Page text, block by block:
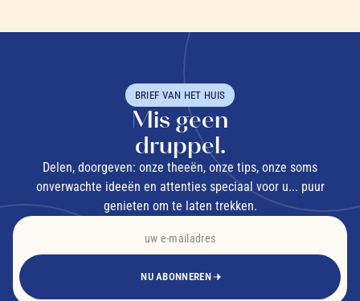
BRIEF VAN HET HUIS
Mis geen
druppel.
Delen, doorgeven: onze theeën, onze tips, onze soms
onverwachte ideeën en attenties speciaal voor u... puur
genieten om te laten trekken.
NU ABONNEREN